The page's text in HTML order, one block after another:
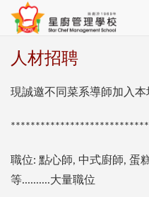
人材招聘
現誠邀不同菜系導師加入本
職位: 點心師, 中式廚師, 蛋
等..........大量職位